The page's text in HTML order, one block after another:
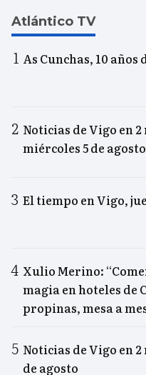
Atlántico TV
As Cunchas, 10 años
Noticias de Vigo en
miércoles 5 de agosto
El tiempo en Vigo,
Xulio Merino:
magia en hoteles de
propinas, mesa a
Noticias de Vigo en
de agosto